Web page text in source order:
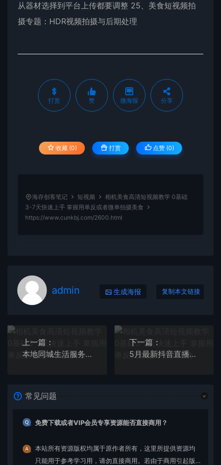
从器材选择到平台上传都要调整 25、美食短视频拍
摄专题：HDR视频拍摄与后期处理
打赏 赞 微海报 分享
收藏 (0) 打赏 点赞 (0)
海存创客笔记 短视频
相机美食高清短视频教学 0基础
3-7天快速上手 掌握用单反或者微单拍摄美食
https://www.cunkbj.com/2600.html
admin 生成海报 复制本文链接
上一篇：
本地同城生活服务商运营师培训课，0资源0经验一起玩转本地生活
下一篇：
5月最新抖音直播新玩法，日撸5000+
常见问题
免费下载或者VIP会员专享资源能否直接商用？
本站所有资源版权均属于原作者所有，这里所提供资源均
只能用于参考学习用，请勿直接商用。若由于商用引起版